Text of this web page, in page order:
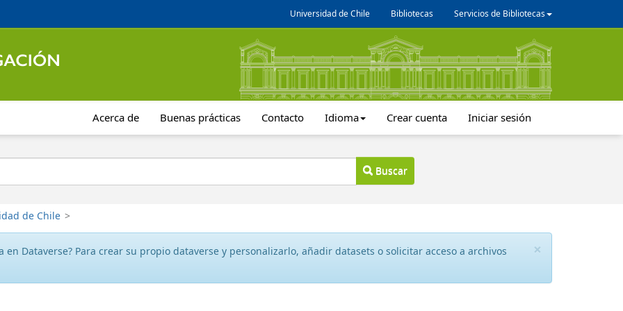
Universidad de Chile Bibliotecas Servicios de Bibliotecas
Acerca de Buenas prácticas Contacto Idioma Crear cuenta Iniciar sesión
Buscar
de Chile >
×
en Dataverse? Para crear su propio dataverse y personalizarlo, añadir datasets o solicitar acceso a archivos